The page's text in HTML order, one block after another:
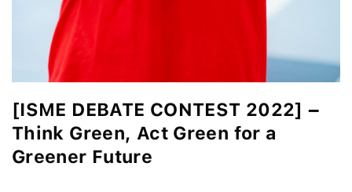
[ISME DEBATE CONTEST 2022] –
Think Green, Act Green for a
Greener Future